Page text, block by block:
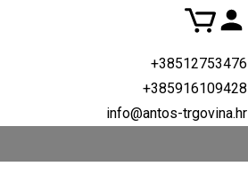
+38512753476
+385916109428
info@antos-trgovina.hr